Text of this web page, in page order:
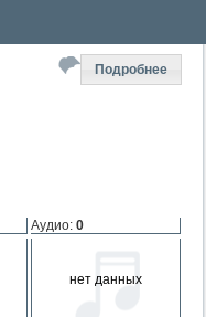
Подробнее
Аудио: 0
нет данных